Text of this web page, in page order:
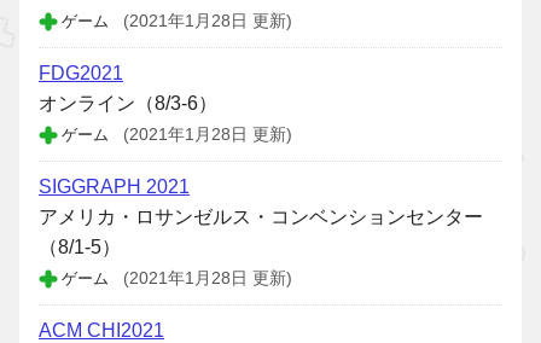
ゲーム (2021年1月28日 更新)
FDG2021
オンライン（8/3-6）
ゲーム (2021年1月28日 更新)
SIGGRAPH 2021
アメリカ・ロサンゼルス・コンベンションセンター
（8/1-5）
ゲーム (2021年1月28日 更新)
ACM CHI2021